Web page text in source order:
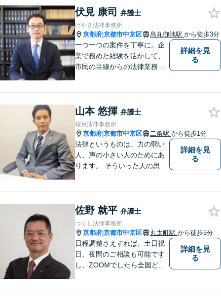
ます。
伏見 康司 弁護士
けやき法律事務所
京都府|京都市中京区 烏丸御池駅 から徒歩3分
一つ一つの案件を丁寧に。企
業で務めた経験を活かして、
市民の目線からの法律業務を
詳細を見
る
山本 悠揮 弁護士
桜月法律事務所
京都府|京都市中京区 二条駅 から徒歩1分
法律というものは、力の弱い
人、声の小さい人のためにあ
ります。 そういった人の思い
目指します。
詳細を見
る
佐野 就平 弁護士
つくし法律事務所
京都府|京都市中京区 丸太町駅 から徒歩5分
日程調整さえすれば、土日祝
日、夜間のご相談も可能です
し、ZOOMでしたら全国どこ
詳細を見
る